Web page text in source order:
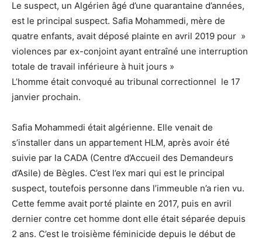
Le suspect, un Algérien âgé d’une quarantaine d’années,
est le principal suspect. Safia Mohammedi, mère de
quatre enfants, avait déposé plainte en avril 2019 pour »
violences par ex-conjoint ayant entraîné une interruption
totale de travail inférieure à huit jours »
L’homme était convoqué au tribunal correctionnel le 17
janvier prochain.
Safia Mohammedi était algérienne. Elle venait de
s’installer dans un appartement HLM, après avoir été
suivie par la CADA (Centre d’Accueil des Demandeurs
d’Asile) de Bègles. C’est l’ex mari qui est le principal
suspect, toutefois personne dans l’immeuble n’a rien vu.
Cette femme avait porté plainte en 2017, puis en avril
dernier contre cet homme dont elle était séparée depuis
2 ans. C’est le troisième féminicide depuis le début de